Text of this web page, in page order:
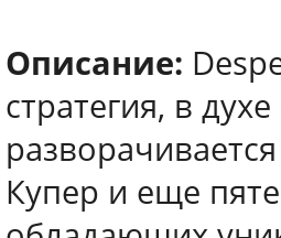
Описание:
стратегия, в
Купер и еще